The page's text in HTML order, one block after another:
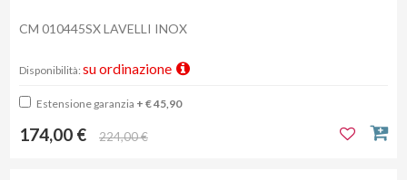
CM 010445SX LAVELLI INOX
Disponibilità: su ordinazione
Estensione garanzia + € 45,90
174,00 € 224,00 €